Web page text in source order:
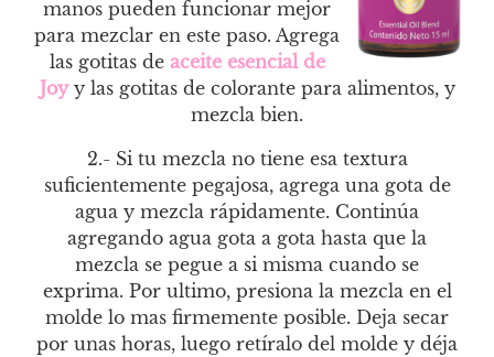
manos pueden funcionar mejor
para mezclar en este paso. Agrega
las gotitas de aceite esencial de
Joy y las gotitas de colorante para alimentos, y
mezcla bien.
2.- Si tu mezcla no tiene esa textura
suficientemente pegajosa, agrega una gota de
agua y mezcla rápidamente. Continúa
agregando agua gota a gota hasta que la
mezcla se pegue a si misma cuando se
exprima. Por ultimo, presiona la mezcla en el
molde lo mas firmemente posible. Deja secar
por unas horas, luego retíralo del molde y déja